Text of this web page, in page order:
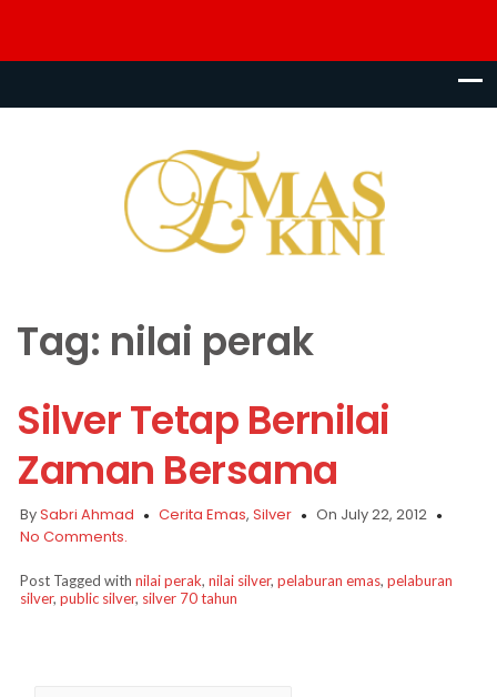
Tag: nilai perak
Silver Tetap Bernilai
Zaman Bersama
BySabri Ahmad Cerita Emas, Silver
On July 22, 2012
No Comments.
Post Tagged with nilai perak, nilai silver, pelaburan emas, pelaburan
silver, public silver, silver 70 tahun